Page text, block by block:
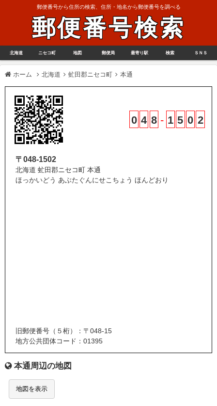
郵便番号から住所の検索、住所・地名から郵便番号を調べる
郵便番号検索
北海道 ニセコ町 地図 郵便局 最寄り駅 検索 ＳＮＳ
ホーム 北海道 虻田郡ニセコ町 本通
0 4 8 - 1 5 0 2
〒048-1502
北海道 虻田郡ニセコ町 本通
ほっかいどう あぶたぐんにせこちょう ほんどおり
旧郵便番号（５桁）：〒048-15
地方公共団体コード：01395
本通周辺の地図
地図を表示